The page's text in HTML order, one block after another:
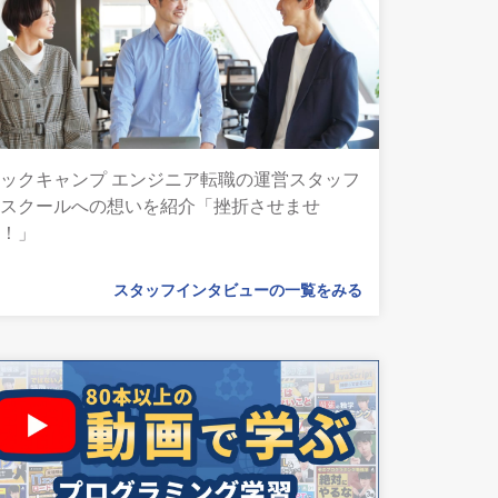
クキャンプ エンジニア転職の運営スタッフ
クールへの想いを紹介「挫折させませ
」
スタッフインタビューの一覧をみる